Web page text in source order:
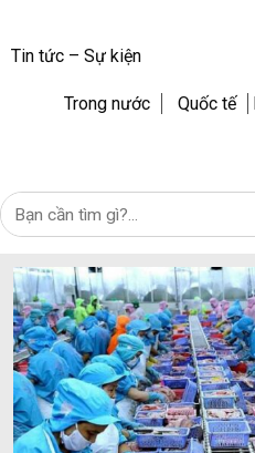
Tin tức – Sự kiện
Trong nước Quốc tế